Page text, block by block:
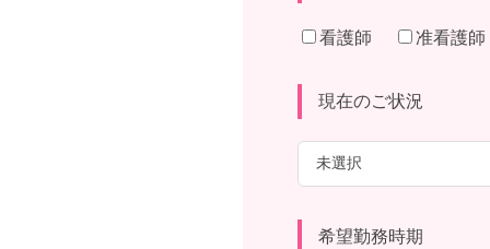
看護師 准看護師
現在のご状況
希望勤務時期